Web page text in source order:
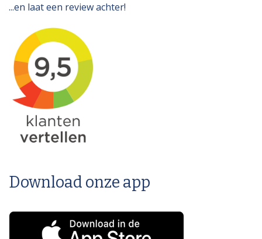
...en laat een review achter!
Download onze app